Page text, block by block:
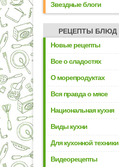
Звездные блоги
РЕЦЕПТЫ БЛЮД
Новые рецепты
Все о сладостях
О морепродуктах
Вся правда о мясе
Национальная кухня
Виды кухни
Для кухонной техники
Видеорецепты